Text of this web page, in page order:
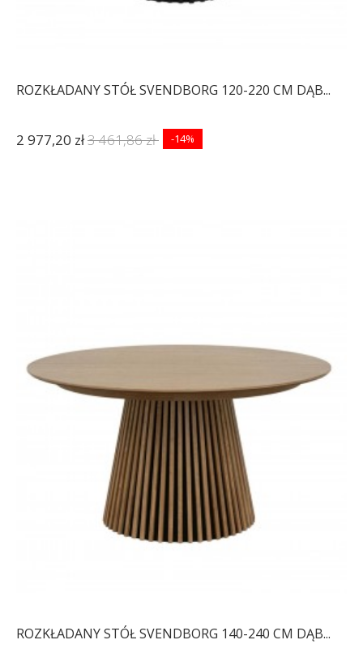
ROZKŁADANY STÓŁ SVENDBORG 120-220 CM DĄB...
2 977,20 zł3 461,86 zł -14%
ROZKŁADANY STÓŁ SVENDBORG 140-240 CM DĄB...